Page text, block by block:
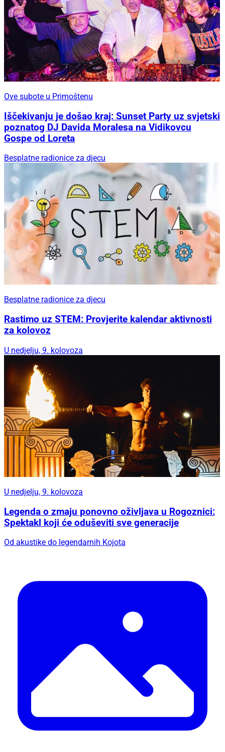
Ove subote u Primoštenu
Iščekivanju je došao kraj: Sunset Party uz svjetski
poznatog DJ Davida Moralesa na Vidikovcu
Gospe od Loreta
Besplatne radionice za djecu
Besplatne radionice za djecu
Rastimo uz STEM: Provjerite kalendar aktivnosti
za kolovoz
U nedjelju, 9. kolovoza
U nedjelju, 9. kolovoza
Legenda o zmaju ponovno oživljava u Rogoznici:
Spektakl koji će oduševiti sve generacije
Od akustike do legendarnih Kojota